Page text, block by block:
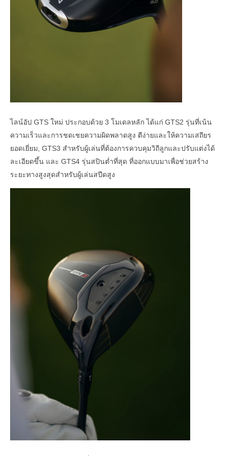
ไลน์อัป GTS ใหม่ ประกอบด้วย 3 โมเดลหลัก ได้แก่ GTS2 รุ่นที่เน้น
ความเร็วและการชดเชยความผิดพลาดสูง ตีง่ายและให้ความเสถียร
ยอดเยี่ยม, GTS3 สำหรับผู้เล่นที่ต้องการควบคุมวิถีลูกและปรับแต่งได้
ละเอียดขึ้น และ GTS4 รุ่นสปินต่ำที่สุด ที่ออกแบบมาเพื่อช่วยสร้าง
ระยะทางสูงสุดสำหรับผู้เล่นสปีดสูง